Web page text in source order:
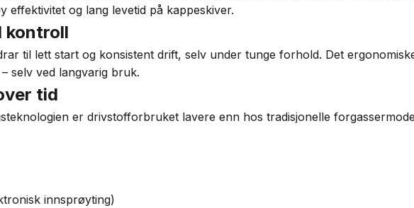
effektivitet og lang levetid på kappeskiver.
kontroll
til lett start og konsistent drift, selv under tunge forhold. Det
selv ved langvarig bruk.
tid
er drivstofforbruket lavere enn hos tradisjonelle
innsprøyting)